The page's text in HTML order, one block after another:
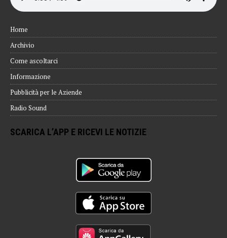
Home
Archivio
Come ascoltarci
Informazione
Pubblicità per le Aziende
Radio Sound
SCARICA L’APP E RICEVI LE NOTIZIE